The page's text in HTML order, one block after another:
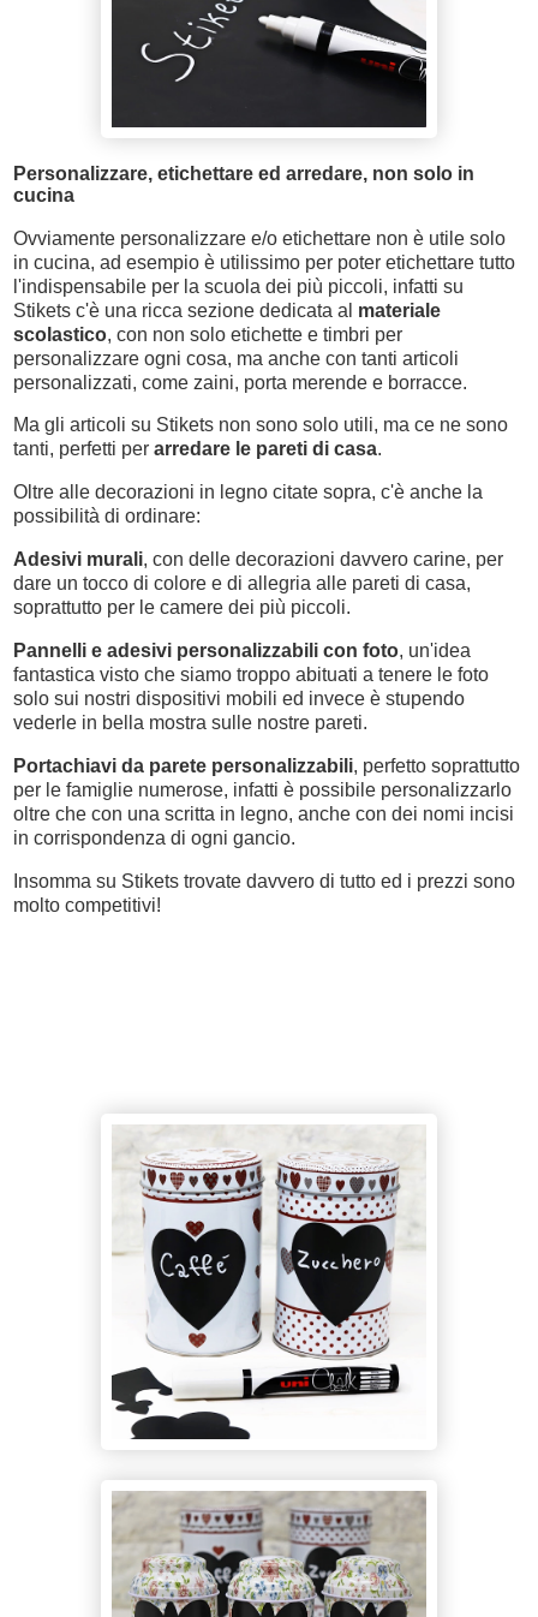
Personalizzare, etichettare ed arredare, non solo in
cucina
Ovviamente personalizzare e/o etichettare non è utile solo
in cucina, ad esempio è utilissimo per poter etichettare tutto
l'indispensabile per la scuola dei più piccoli, infatti su
Stikets c'è una ricca sezione dedicata al materiale
scolastico, con non solo etichette e timbri per
personalizzare ogni cosa, ma anche con tanti articoli
personalizzati, come zaini, porta merende e borracce.
Ma gli articoli su Stikets non sono solo utili, ma ce ne sono
tanti, perfetti per arredare le pareti di casa.
Oltre alle decorazioni in legno citate sopra, c'è anche la
possibilità di ordinare:
Adesivi murali, con delle decorazioni davvero carine, per
dare un tocco di colore e di allegria alle pareti di casa,
soprattutto per le camere dei più piccoli.
Pannelli e adesivi personalizzabili con foto, un'idea
fantastica visto che siamo troppo abituati a tenere le foto
solo sui nostri dispositivi mobili ed invece è stupendo
vederle in bella mostra sulle nostre pareti.
Portachiavi da parete personalizzabili, perfetto soprattutto
per le famiglie numerose, infatti è possibile personalizzarlo
oltre che con una scritta in legno, anche con dei nomi incisi
in corrispondenza di ogni gancio.
Insomma su Stikets trovate davvero di tutto ed i prezzi sono
molto competitivi!